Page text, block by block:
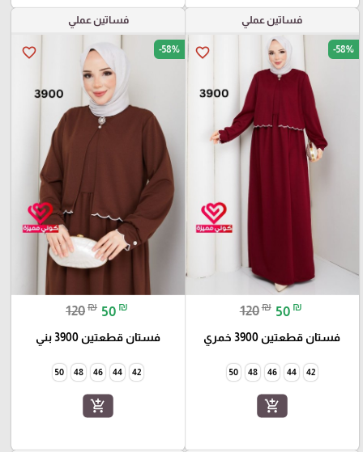
فساتين عملي
favorite_border -58%
120₪ 50 ₪
فستان قطعتين 3900 خمري
42
44
46
48
50
add_shopping_cart
فساتين عملي
favorite_border -58%
120₪ 50 ₪
فستان قطعتين 3900 بني
42
44
46
48
50
add_shopping_cart